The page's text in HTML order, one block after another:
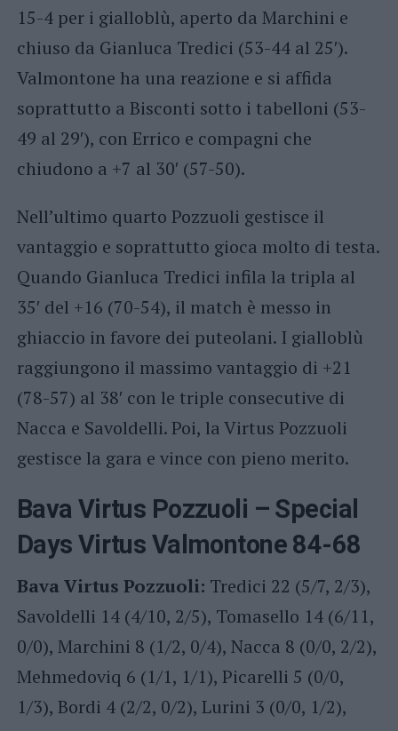
15-4 per i gialloblù, aperto da Marchini e
chiuso da Gianluca Tredici (53-44 al 25′).
Valmontone ha una reazione e si affida
soprattutto a Bisconti sotto i tabelloni (53-
49 al 29′), con Errico e compagni che
chiudono a +7 al 30′ (57-50).
Nell’ultimo quarto Pozzuoli gestisce il
vantaggio e soprattutto gioca molto di testa.
Quando Gianluca Tredici infila la tripla al
35′ del +16 (70-54), il match è messo in
ghiaccio in favore dei puteolani. I gialloblù
raggiungono il massimo vantaggio di +21
(78-57) al 38′ con le triple consecutive di
Nacca e Savoldelli. Poi, la Virtus Pozzuoli
gestisce la gara e vince con pieno merito.
Bava Virtus Pozzuoli – Special
Days Virtus Valmontone 84-68
Bava Virtus Pozzuoli: Tredici 22 (5/7, 2/3),
Savoldelli 14 (4/10, 2/5), Tomasello 14 (6/11,
0/0), Marchini 8 (1/2, 0/4), Nacca 8 (0/0, 2/2),
Mehmedoviq 6 (1/1, 1/1), Picarelli 5 (0/0,
1/3), Bordi 4 (2/2, 0/2), Lurini 3 (0/0, 1/2),